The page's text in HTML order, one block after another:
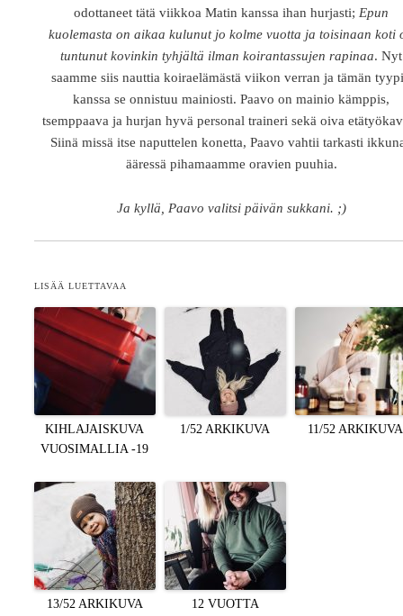
odottaneet tätä viikkoa Matin kanssa ihan hurjasti;Epun
kuolemasta on aikaa kulunut jo kolme vuotta ja toisinaan koti
tuntunut kovinkin tyhjältä ilman koirantassujen rapinaa. Nyt
saamme siis nauttia koiraelämästä viikon verran ja tämän
kanssa se onnistuu mainiosti. Paavo on mainio kämppis,
tsemppaava ja hurjan hyvä personal traineri sekä oiva
Siinä missä itse naputtelen konetta, Paavo vahtii tarkasti
ääressä pihamaamme oravien puuhia.
Ja kyllä, Paavo valitsi päivän sukkani. ;)
LISÄÄ LUETTAVAA
KIHLAJAISKUVA
VUOSIMALLIA -19
1/52 ARKIKUVA 11/52 ARKIKUVA
13/52 ARKIKUVA
12 VUOTTA